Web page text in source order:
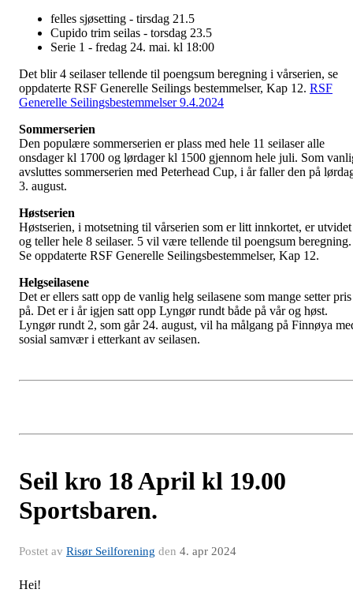
felles sjøsetting - tirsdag 21.5
Cupido trim seilas - torsdag 23.5
Serie 1 - fredag 24. mai. kl 18:00
Det blir 4 seilaser tellende til poengsum beregning i vårserien, se
oppdaterte RSF Generelle Seilings bestemmelser, Kap 12. RSF
Generelle Seilingsbestemmelser 9.4.2024
Sommerserien
Den populære sommerserien er plass med hele 11 seilaser alle
onsdager kl 1700 og lørdager kl 1500 gjennom hele juli. Som
avsluttes sommerserien med Peterhead Cup, i år faller den på
3. august.
Høstserien
Høstserien, i motsetning til vårserien som er litt innkortet, er utvidet
og teller hele 8 seilaser. 5 vil være tellende til poengsum beregning.
Se oppdaterte RSF Generelle Seilingsbestemmelser, Kap 12.
Helgseilasene
Det er ellers satt opp de vanlig helg seilasene som mange setter pris
på. Det er i år igjen satt opp Lyngør rundt både på vår og høst.
Lyngør rundt 2, som går 24. august, vil ha målgang på Finnøya
sosial samvær i etterkant av seilasen.
Seil kro 18 April kl 19.00
Sportsbaren.
Postet av Risør Seilforening den 4. apr 2024
Hei!